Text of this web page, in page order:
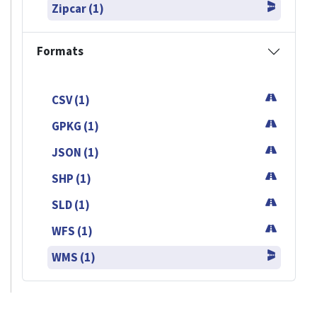
Zipcar (1)
Formats
CSV (1)
GPKG (1)
JSON (1)
SHP (1)
SLD (1)
WFS (1)
WMS (1)